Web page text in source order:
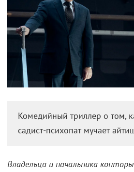
Комедийный триллер о том,
садист-психопат мучает
Владельца и начальника